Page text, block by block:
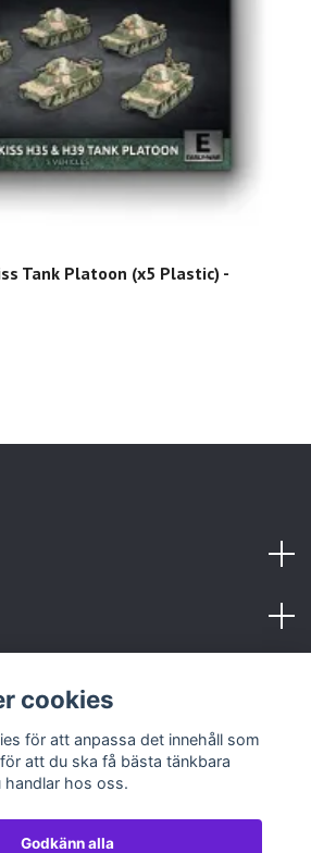
Tank Platoon (x5 Plastic) -
cookies
för att anpassa det innehåll som
att du ska få bästa tänkbara
handlar hos oss.
Godkänn alla